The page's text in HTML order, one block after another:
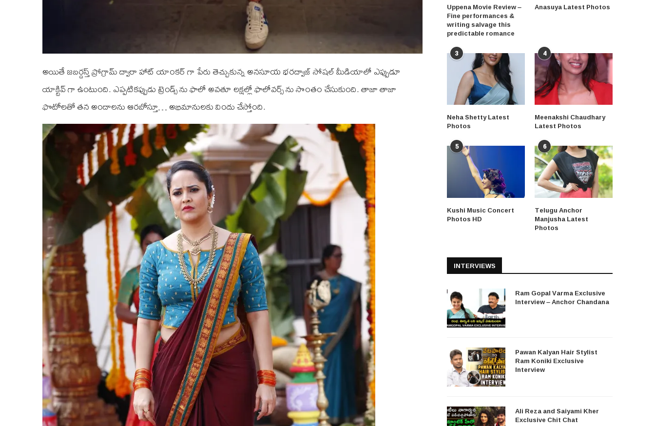
అయితే జబర్దస్త్ ప్రోగ్రామ్ ద్వారా హాట్ యాంకర్ గా పేరు తెచ్చుకున్న అనసూయ భరద్వాజ్ సోషల్ మీడియాలో ఎప్పుడూ
యాక్టివ్ గా ఉంటుంది. ఎప్పటికప్పుడు ట్రెండ్స్ ను ఫాలో అవతూ లక్షల్లో ఫాలోవర్స్ ను సొంతం చేసుకుంది. తాజా తాజా
ఫొటోలతో తన అందాలను ఆరబోస్తూ… అభిమానులకు విందు చేస్తోంది.
Uppena Movie Review –
Fine performances &
writing salvage this
predictable romance
Anasuya Latest Photos
3
Neha Shetty Latest
Photos
4
Meenakshi Chaudhary
Latest Photos
5
Kushi Music Concert
Photos HD
6
Telugu Anchor
Manjusha Latest
Photos
INTERVIEWS
Ram Gopal Varma Exclusive
Interview – Anchor Chandana
Pawan Kalyan Hair Stylist
Ram Koniki Exclusive
Interview
Ali Reza and Saiyami Kher
Exclusive Chit Chat